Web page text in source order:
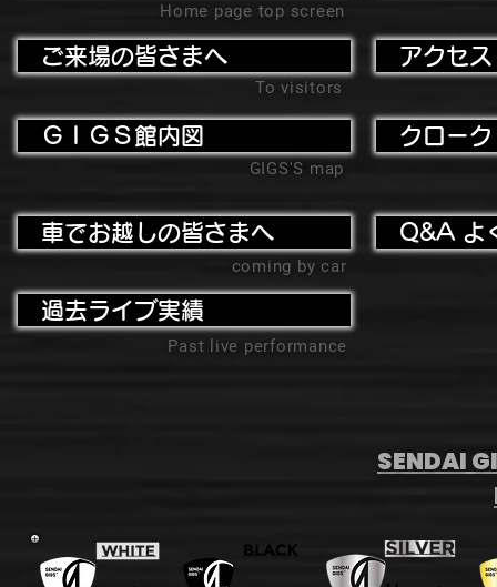
Home page top screen
ご来場の皆さまへ
To visitors
ＧＩＧＳ館内図
GIGS'S map
アクセ
クローク
車でお越しの皆さまへ
coming by car
過去ライブ実績
Past live performance
Q&A よ
SENDAI